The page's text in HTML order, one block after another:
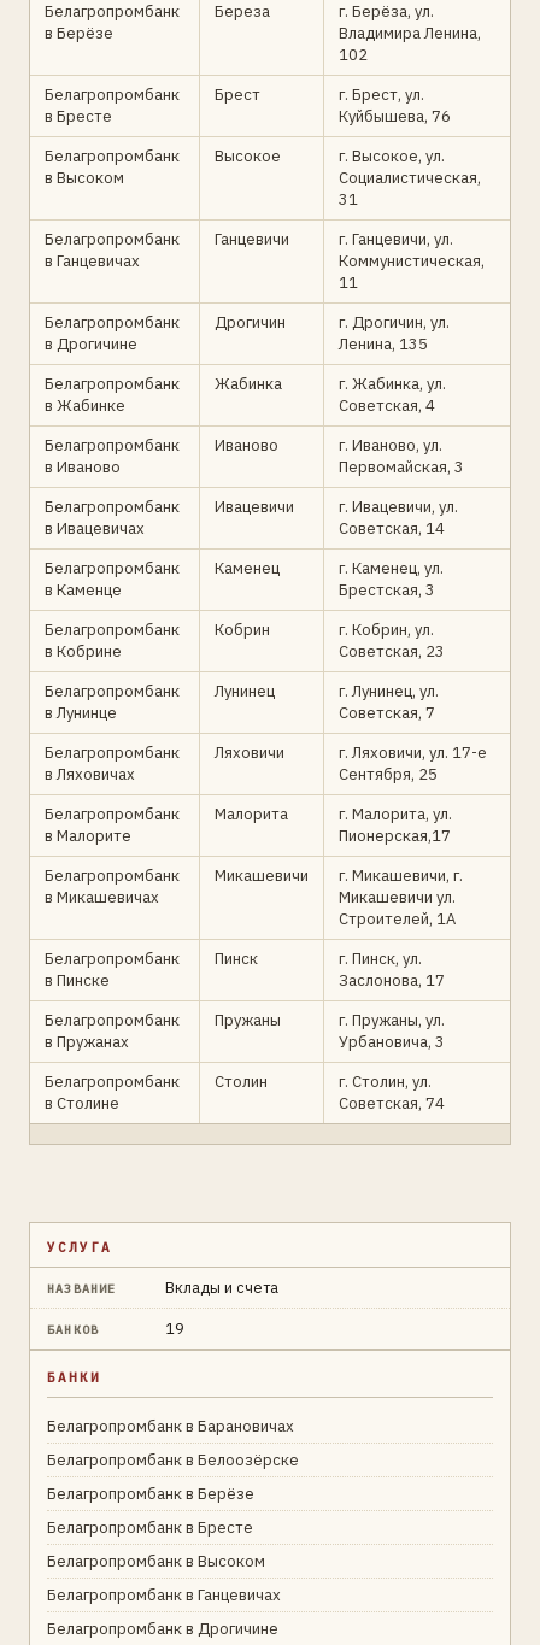
Белагропромбанк
в Берёзе
Береза
г. Берёза, ул.
Владимира Ленина,
102
Белагропромбанк
в Бресте
Брест
г. Брест, ул.
Куйбышева, 76
Белагропромбанк
в Высоком
Высокое
г. Высокое, ул.
Социалистическая,
31
Белагропромбанк
в Ганцевичах
Ганцевичи
г. Ганцевичи, ул.
Коммунистическая,
11
Белагропромбанк
в Дрогичине
Дрогичин
г. Дрогичин, ул.
Ленина, 135
Белагропромбанк
в Жабинке
Жабинка
г. Жабинка, ул.
Советская, 4
Белагропромбанк
в Иваново
Иваново
г. Иваново, ул.
Первомайская, 3
Белагропромбанк
в Ивацевичах
Ивацевичи
г. Ивацевичи, ул.
Советская, 14
Белагропромбанк
в Каменце
Каменец
г. Каменец, ул.
Брестская, 3
Белагропромбанк
в Кобрине
Кобрин
г. Кобрин, ул.
Советская, 23
Белагропромбанк
в Лунинце
Лунинец
г. Лунинец, ул.
Советская, 7
Белагропромбанк
в Ляховичах
Ляховичи
г. Ляховичи, ул. 17-е
Сентября, 25
Белагропромбанк
в Малорите
Малорита
г. Малорита, ул.
Пионерская,17
Белагропромбанк
в Микашевичах
Микашевичи
г. Микашевичи, г.
Микашевичи ул.
Строителей, 1А
Белагропромбанк
в Пинске
Пинск
г. Пинск, ул.
Заслонова, 17
Белагропромбанк
в Пружанах
Пружаны
г. Пружаны, ул.
Урбановича, 3
Белагропромбанк
в Столине
Столин
г. Столин, ул.
Советская, 74
УСЛУГА
НАЗВАНИЕ Вклады и счета
БАНКОВ 19
БАНКИ
Белагропромбанк в Барановичах
Белагропромбанк в Белоозёрске
Белагропромбанк в Берёзе
Белагропромбанк в Бресте
Белагропромбанк в Высоком
Белагропромбанк в Ганцевичах
Белагропромбанк в Дрогичине